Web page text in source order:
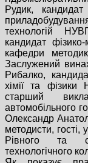
Рудик,
технологій
кандидат
кафедри
Заслужений
Рибалко,
хімії та фізики
старший
автомобільного
Олександр
методисти, гості,
Рівного та
технологічного